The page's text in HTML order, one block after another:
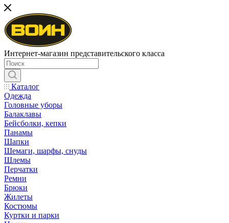
Интернет-магазин представительского класса
Каталог
Одежда
Головные уборы
Балаклавы
Бейсболки, кепки
Панамы
Шапки
Шемаги, шарфы, снуды
Шлемы
Перчатки
Ремни
Брюки
Жилеты
Костюмы
Куртки и парки